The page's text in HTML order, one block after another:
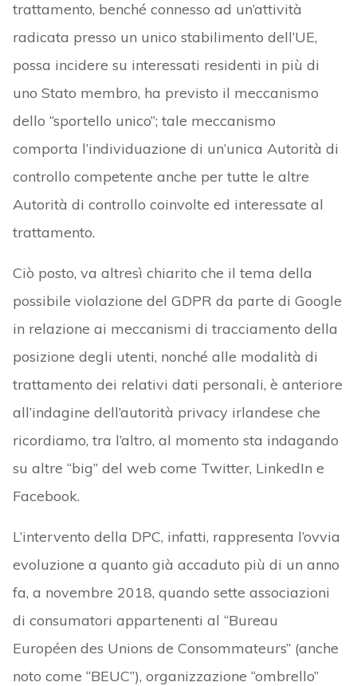
trattamento, benché connesso ad un’attività
radicata presso un unico stabilimento dell’UE,
possa incidere su interessati residenti in più di
uno Stato membro, ha previsto il meccanismo
dello “sportello unico”; tale meccanismo
comporta l’individuazione di un’unica Autorità di
controllo competente anche per tutte le altre
Autorità di controllo coinvolte ed interessate al
trattamento.
Ciò posto, va altresì chiarito che il tema della
possibile violazione del GDPR da parte di Google
in relazione ai meccanismi di tracciamento della
posizione degli utenti, nonché alle modalità di
trattamento dei relativi dati personali, è anteriore
all’indagine dell’autorità privacy irlandese che
ricordiamo, tra l’altro, al momento sta indagando
su altre “big” del web come Twitter, LinkedIn e
Facebook.
L’intervento della DPC, infatti, rappresenta l’ovvia
evoluzione a quanto già accaduto più di un anno
fa, a novembre 2018, quando sette associazioni
di consumatori appartenenti al “Bureau
Européen des Unions de Consommateurs” (anche
noto come “BEUC”), organizzazione “ombrello”